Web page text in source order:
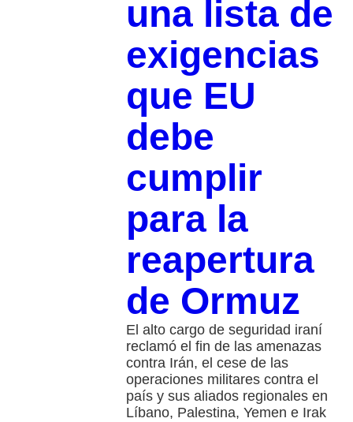
una lista de
exigencias
que EU
debe
cumplir
para la
reapertura
de Ormuz
El alto cargo de seguridad iraní
reclamó el fin de las amenazas
contra Irán, el cese de las
operaciones militares contra el
país y sus aliados regionales en
Líbano, Palestina, Yemen e Irak